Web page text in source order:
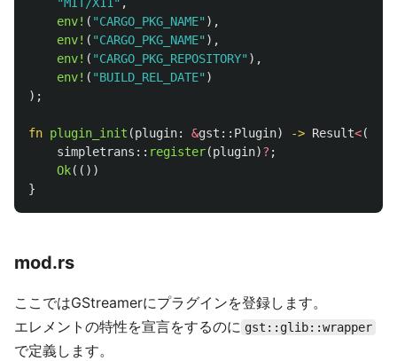
env! ( "CARGO_PKG_NAME" ),
env! ( "CARGO_PKG_NAME" ),
env! ( "CARGO_PKG_REPOSITORY" ),
env! ( "BUILD_REL_DATE" )
);
fn plugin_init (plugin: &gst :: Plugin) -> Result<(),
simpletrans :: register(plugin)? ;
Ok(())
}
mod.rs
ここではGStreamerにプラグインを登録します。
エレメントの特性を宣言をするのに gst::glib::wrapper
で定義します。